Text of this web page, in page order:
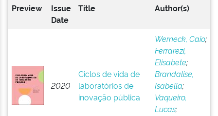
Preview
Issue
Date
Title Author(s)
2020
Ciclos de vida de
laboratórios de
inovação pública
Werneck, Caio;
Ferrarezi,
Elisabete;
Brandalise,
Isabella;
Vaqueiro,
Lucas;